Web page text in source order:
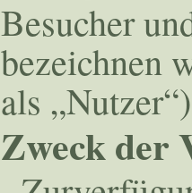
Besucher
bezeichnen
als
Zweck der